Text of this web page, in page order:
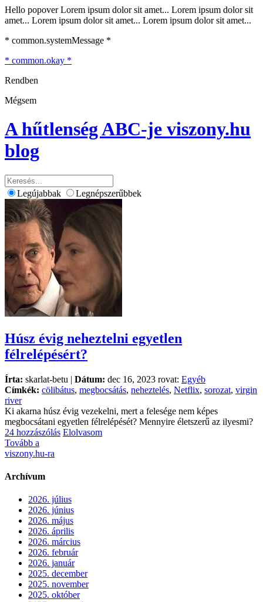
Hello popover Lorem ipsum dolor sit amet... Lorem ipsum dolor sit
amet... Lorem ipsum dolor sit amet... Lorem ipsum dolor sit amet...
* common.systemMessage *
* common.okay *
Rendben
Mégsem
A hűtlenség ABC-je viszony.hu
blog
Legújabbak Legnépszerűbbek
Húsz évig neheztelni egyetlen
félrelépésért?
Írta: skarlat-betu | Dátum: dec 16, 2023 rovat: Egyéb
Címkék: cölibátus, megbocsátás, neheztelés, Netflix, sorozat, virgin
river
Ki akarna húsz évig vezekelni, mert a felesége nem képes
megbocsátani egyetlen félrelépését? Mennyire életszerű az ilyesmi?
24 hozzászólás Elolvasom
Tovább a
viszony.hu-ra
Archívum
2026. július
2026. június
2026. május
2026. április
2026. március
2026. február
2026. január
2025. december
2025. november
2025. október